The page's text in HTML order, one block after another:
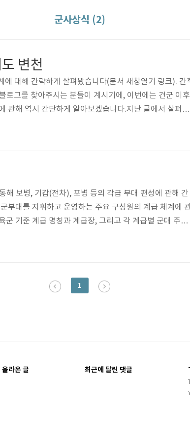
군사상식 (2)
변천
에 대해 간략하게 살펴봤습니다(문서 새창열기 링크). 간
로그를 찾아주시는 분들이 계시기에, 이번에는 건군 이후
관해 역시 간단하게 알아보겠습니다.지난 글에서 살펴본
라색은 영관(領官), 파란색은 위관(尉官), 노란색은 준사
해 보병, 기갑(전차), 포병 등의 각급 부대 편성에 관해 간
부대를 지휘하고 운영하는 주요 구성원의 계급 체계에
군 기준 계급 명칭과 계급장, 그리고 각 계급별 군대 주요
단계로 구성된 군대 계급은 크게 장성급(將星級), 영관급
때문에 장성(將星)으로 수정되었습니다. 병급의 상병(上
1
올라온 글 최근에 달린 댓글